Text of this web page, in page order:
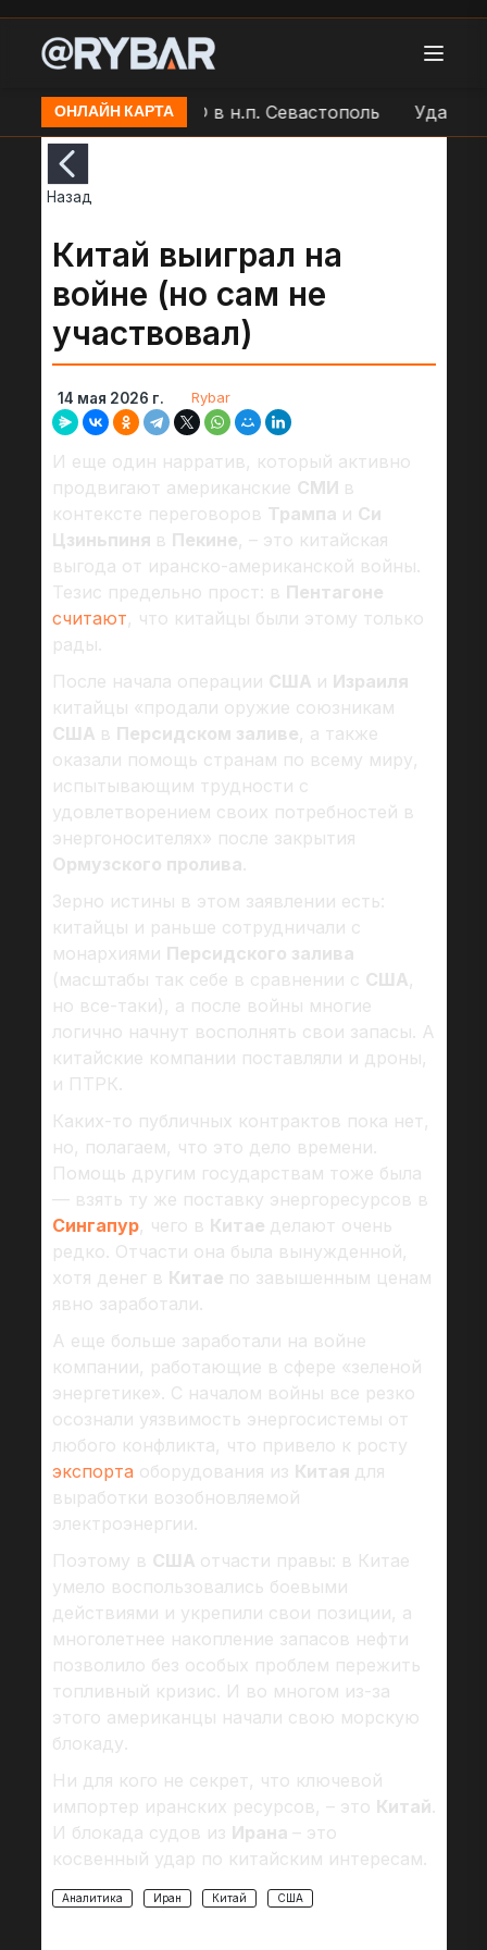
ОНЛАЙН КАРТА
Работа ПВО ВС РФ в н.п. Севастополь Удар
Назад
Китай выиграл на
войне (но сам не
участвовал)
14 мая 2026 г. Rybar
И еще один нарратив, который активно
продвигают американские СМИ в
контексте переговоров Трампа и Си
Цзиньпиня в Пекине, – это китайская
выгода от иранско-американской войны.
Тезис предельно прост: в Пентагоне
считают, что китайцы были этому только
рады.
После начала операции США и Израиля
китайцы «продали оружие союзникам
США в Персидском заливе, а также
оказали помощь странам по всему миру,
испытывающим трудности с
удовлетворением своих потребностей в
энергоносителях» после закрытия
Ормузского пролива.
Зерно истины в этом заявлении есть:
китайцы и раньше сотрудничали с
монархиями Персидского залива
(масштабы так себе в сравнении с США,
но все-таки), а после войны многие
логично начнут восполнять свои запасы. А
китайские компании поставляли и дроны,
и ПТРК.
Каких-то публичных контрактов пока нет,
но, полагаем, что это дело времени.
Помощь другим государствам тоже была
— взять ту же поставку энергоресурсов в
Сингапур, чего в Китае делают очень
редко. Отчасти она была вынужденной,
хотя денег в Китае по завышенным ценам
явно заработали.
А еще больше заработали на войне
компании, работающие в сфере «зеленой
энергетике». С началом войны все резко
осознали уязвимость энергосистемы от
любого конфликта, что привело к росту
экспорта оборудования из Китая для
выработки возобновляемой
электроэнергии.
Поэтому в США отчасти правы: в Китае
умело воспользовались боевыми
действиями и укрепили свои позиции, а
многолетнее накопление запасов нефти
позволило без особых проблем пережить
топливный кризис. И во многом из-за
этого американцы начали свою морскую
блокаду.
Ни для кого не секрет, что ключевой
импортер иранских ресурсов, – это Китай.
И блокада судов из Ирана – это
косвенный удар по китайским интересам.
Аналитика Иран Китай США